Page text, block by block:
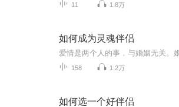
11 1.8万
如何成为灵魂伴侣
158 1.2万
如何选一个好伴侣